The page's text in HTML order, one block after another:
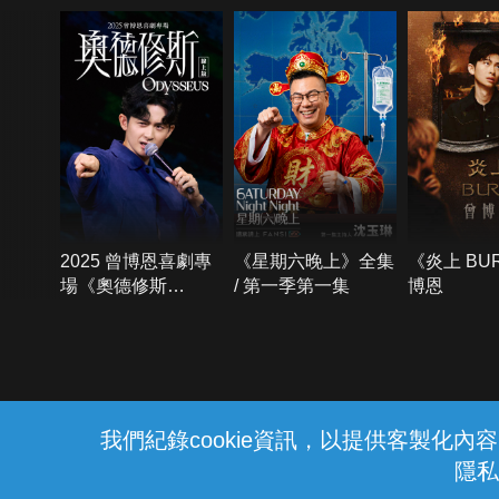
我們紀錄cookie資訊，以提供客製化內
隱
2025 曾博恩喜劇專
場《奧德修斯
《星期六晚上》全集
/ 第一季第一集
《炎上
博恩